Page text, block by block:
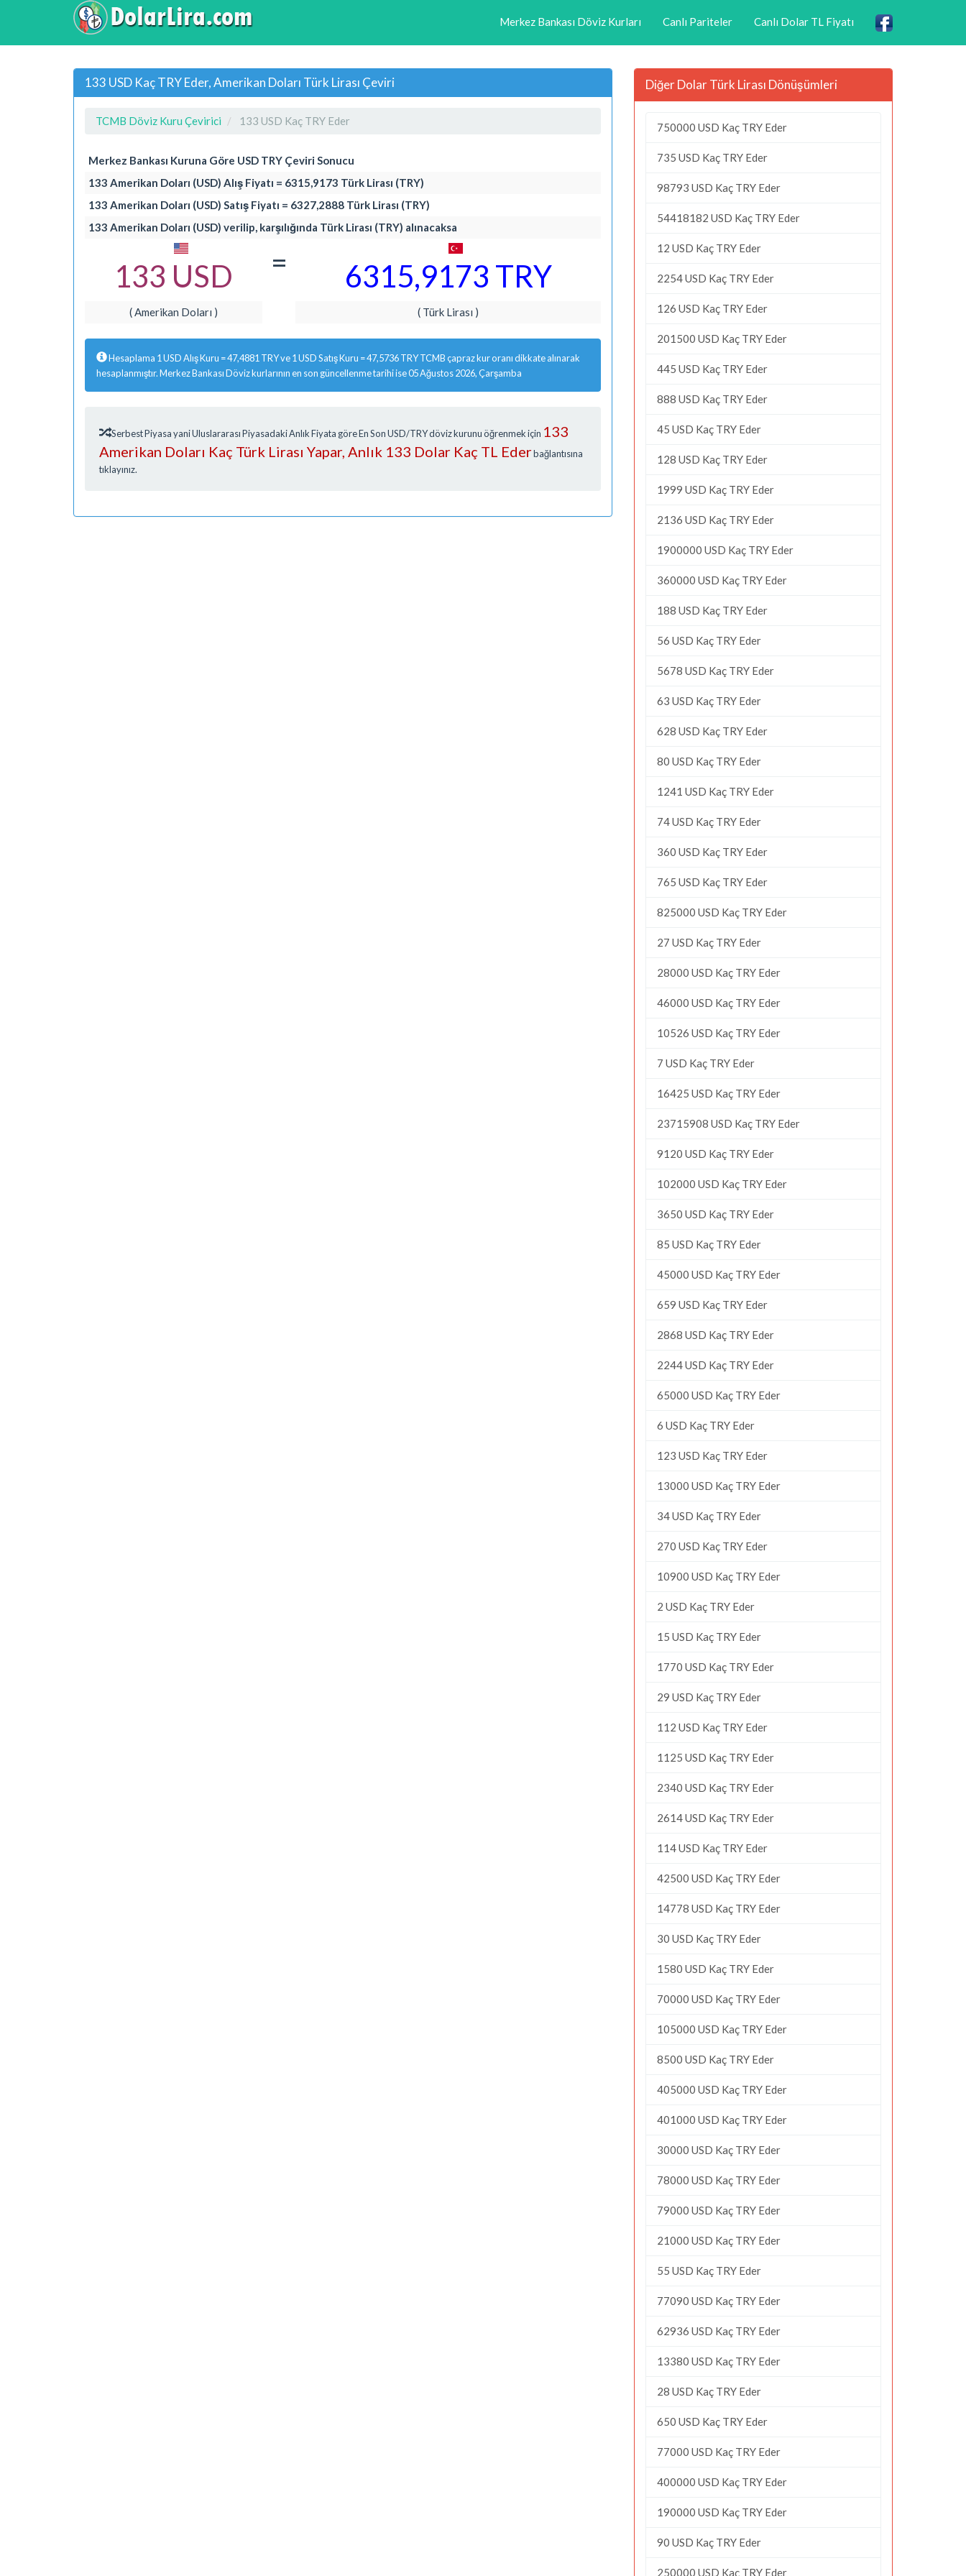
Merkez Bankası Döviz Kurları Canlı Pariteler Canlı Dolar TL Fiyatı
133 USD Kaç TRY Eder, Amerikan Doları Türk Lirası Çeviri
TCMB Döviz Kuru Çevirici 133 USD Kaç TRY Eder
Merkez Bankası Kuruna Göre USD TRY Çeviri Sonucu
133 Amerikan Doları (USD) Alış Fiyatı = 6315,9173 Türk Lirası (TRY)
133 Amerikan Doları (USD) Satış Fiyatı = 6327,2888 Türk Lirası (TRY)
133 Amerikan Doları (USD) verilip, karşılığında Türk Lirası (TRY) alınacaksa
133 USD = 6315,9173 TRY
( Amerikan Doları ) ( Türk Lirası )
Hesaplama 1 USD Alış Kuru = 47,4881 TRY ve 1 USD Satış Kuru = 47,5736 TRY TCMB çapraz kur oranı dikkate alınarak
hesaplanmıştır. Merkez Bankası Döviz kurlarının en son güncellenme tarihi ise 05 Ağustos 2026, Çarşamba
Serbest Piyasa yani Uluslararası Piyasadaki Anlık Fiyata göre En Son USD/TRY döviz kurunu öğrenmek için 133
Amerikan Doları Kaç Türk Lirası Yapar, Anlık 133 Dolar Kaç TL Ederbağlantısına
tıklayınız.
Diğer Dolar Türk Lirası Dönüşümleri
750000 USD Kaç TRY Eder
735 USD Kaç TRY Eder
98793 USD Kaç TRY Eder
54418182 USD Kaç TRY Eder
12 USD Kaç TRY Eder
2254 USD Kaç TRY Eder
126 USD Kaç TRY Eder
201500 USD Kaç TRY Eder
445 USD Kaç TRY Eder
888 USD Kaç TRY Eder
45 USD Kaç TRY Eder
128 USD Kaç TRY Eder
1999 USD Kaç TRY Eder
2136 USD Kaç TRY Eder
1900000 USD Kaç TRY Eder
360000 USD Kaç TRY Eder
188 USD Kaç TRY Eder
56 USD Kaç TRY Eder
5678 USD Kaç TRY Eder
63 USD Kaç TRY Eder
628 USD Kaç TRY Eder
80 USD Kaç TRY Eder
1241 USD Kaç TRY Eder
74 USD Kaç TRY Eder
360 USD Kaç TRY Eder
765 USD Kaç TRY Eder
825000 USD Kaç TRY Eder
27 USD Kaç TRY Eder
28000 USD Kaç TRY Eder
46000 USD Kaç TRY Eder
10526 USD Kaç TRY Eder
7 USD Kaç TRY Eder
16425 USD Kaç TRY Eder
23715908 USD Kaç TRY Eder
9120 USD Kaç TRY Eder
102000 USD Kaç TRY Eder
3650 USD Kaç TRY Eder
85 USD Kaç TRY Eder
45000 USD Kaç TRY Eder
659 USD Kaç TRY Eder
2868 USD Kaç TRY Eder
2244 USD Kaç TRY Eder
65000 USD Kaç TRY Eder
6 USD Kaç TRY Eder
123 USD Kaç TRY Eder
13000 USD Kaç TRY Eder
34 USD Kaç TRY Eder
270 USD Kaç TRY Eder
10900 USD Kaç TRY Eder
2 USD Kaç TRY Eder
15 USD Kaç TRY Eder
1770 USD Kaç TRY Eder
29 USD Kaç TRY Eder
112 USD Kaç TRY Eder
1125 USD Kaç TRY Eder
2340 USD Kaç TRY Eder
2614 USD Kaç TRY Eder
114 USD Kaç TRY Eder
42500 USD Kaç TRY Eder
14778 USD Kaç TRY Eder
30 USD Kaç TRY Eder
1580 USD Kaç TRY Eder
70000 USD Kaç TRY Eder
105000 USD Kaç TRY Eder
8500 USD Kaç TRY Eder
405000 USD Kaç TRY Eder
401000 USD Kaç TRY Eder
30000 USD Kaç TRY Eder
78000 USD Kaç TRY Eder
79000 USD Kaç TRY Eder
21000 USD Kaç TRY Eder
55 USD Kaç TRY Eder
77090 USD Kaç TRY Eder
62936 USD Kaç TRY Eder
13380 USD Kaç TRY Eder
28 USD Kaç TRY Eder
650 USD Kaç TRY Eder
77000 USD Kaç TRY Eder
400000 USD Kaç TRY Eder
190000 USD Kaç TRY Eder
90 USD Kaç TRY Eder
250000 USD Kaç TRY Eder